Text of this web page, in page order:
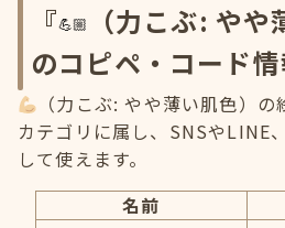
『
（力こぶ: やや
のコピペ・コード
（力こぶ: やや薄い肌色）
カテゴリに属し、SNSやLINE
して使えます。
名前